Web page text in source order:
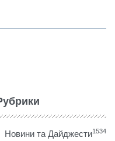
Новини та Дайджести1534